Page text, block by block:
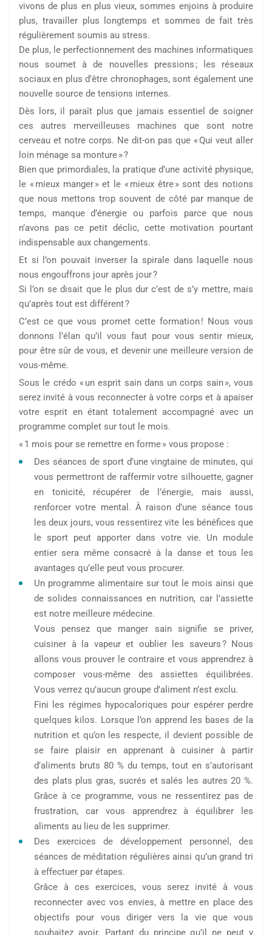
vivons de plus en plus vieux, sommes enjoins à produire
plus, travailler plus longtemps et sommes de fait très
régulièrement soumis au stress.
De plus, le perfectionnement des machines informatiques
nous soumet à de nouvelles pressions ; les réseaux
sociaux en plus d’être chronophages, sont également une
nouvelle source de tensions internes.
Dès lors, il paraît plus que jamais essentiel de soigner
ces autres merveilleuses machines que sont notre
cerveau et notre corps. Ne dit-on pas que « Qui veut aller
loin ménage sa monture » ?
Bien que primordiales, la pratique d’une activité physique,
le « mieux manger » et le « mieux être » sont des notions
que nous mettons trop souvent de côté par manque de
temps, manque d’énergie ou parfois parce que nous
n’avons pas ce petit déclic, cette motivation pourtant
indispensable aux changements.
Et si l’on pouvait inverser la spirale dans laquelle nous
nous engouffrons jour après jour ?
Si l’on se disait que le plus dur c’est de s’y mettre, mais
qu’après tout est différent ?
C’est ce que vous promet cette formation ! Nous vous
donnons l’élan qu’il vous faut pour vous sentir mieux,
pour être sûr de vous, et devenir une meilleure version de
vous-même.
Sous le crédo « un esprit sain dans un corps sain », vous
serez invité à vous reconnecter à votre corps et à apaiser
votre esprit en étant totalement accompagné avec un
programme complet sur tout le mois.
« 1 mois pour se remettre en forme » vous propose :
Des séances de sport d’une vingtaine de minutes, qui
vous permettront de raffermir votre silhouette, gagner
en tonicité, récupérer de l’énergie, mais aussi,
renforcer votre mental. À raison d’une séance tous
les deux jours, vous ressentirez vite les bénéfices que
le sport peut apporter dans votre vie. Un module
entier sera même consacré à la danse et tous les
avantages qu’elle peut vous procurer.
Un programme alimentaire sur tout le mois ainsi que
de solides connaissances en nutrition, car l’assiette
est notre meilleure médecine.
Vous pensez que manger sain signifie se priver,
cuisiner à la vapeur et oublier les saveurs ? Nous
allons vous prouver le contraire et vous apprendrez à
composer vous-même des assiettes équilibrées.
Vous verrez qu’aucun groupe d’aliment n’est exclu.
Fini les régimes hypocaloriques pour espérer perdre
quelques kilos. Lorsque l’on apprend les bases de la
nutrition et qu’on les respecte, il devient possible de
se faire plaisir en apprenant à cuisiner à partir
d’aliments bruts 80 % du temps, tout en s’autorisant
des plats plus gras, sucrés et salés les autres 20 %.
Grâce à ce programme, vous ne ressentirez pas de
frustration, car vous apprendrez à équilibrer les
aliments au lieu de les supprimer.
Des exercices de développement personnel, des
séances de méditation régulières ainsi qu’un grand tri
à effectuer par étapes.
Grâce à ces exercices, vous serez invité à vous
reconnecter avec vos envies, à mettre en place des
objectifs pour vous diriger vers la vie que vous
souhaitez avoir. Partant du principe qu’il ne peut y